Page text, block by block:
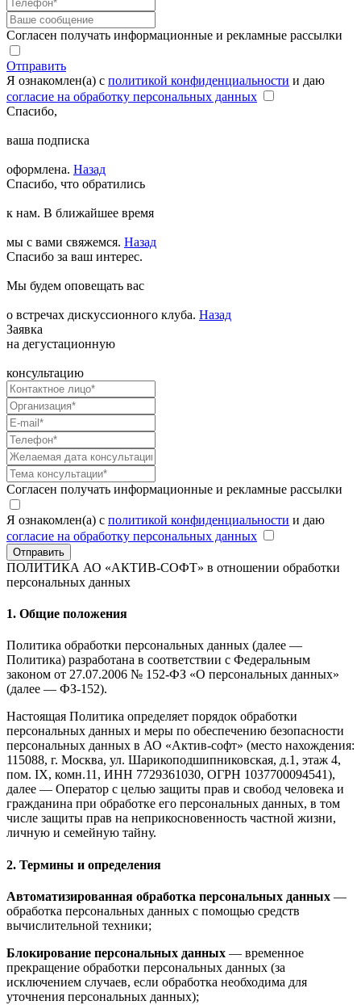
Согласен получать информационные и рекламные рассылки
Отправить
Я ознакомлен(а) с политикой конфиденциальности и даю
согласие на обработку персональных данных
Спасибо,
ваша подписка
оформлена. Назад
Спасибо, что обратились
к нам. В ближайшее время
мы с вами свяжемся. Назад
Спасибо за ваш интерес.
Мы будем оповещать вас
о встречах дискуссионного клуба. Назад
Заявка
на дегустационную
консультацию
Согласен получать информационные и рекламные рассылки
Я ознакомлен(а) с политикой конфиденциальности и даю
согласие на обработку персональных данных
Отправить
ПОЛИТИКА АО «АКТИВ-СОФТ» в отношении обработки
персональных данных
1. Общие положения
Политика обработки персональных данных (далее —
Политика) разработана в соответствии с Федеральным
законом от 27.07.2006 № 152-ФЗ «О персональных данных»
(далее — ФЗ-152).
Настоящая Политика определяет порядок обработки
персональных данных и меры по обеспечению безопасности
персональных данных в АО «Актив-софт» (место нахождения:
115088, г. Москва, ул. Шарикоподшипниковская, д.1, этаж 4,
пом. IX, комн.11, ИНН 7729361030, ОГРН 1037700094541),
далее — Оператор с целью защиты прав и свобод человека и
гражданина при обработке его персональных данных, в том
числе защиты прав на неприкосновенность частной жизни,
личную и семейную тайну.
2. Термины и определения
Автоматизированная обработка персональных данных —
обработка персональных данных с помощью средств
вычислительной техники;
Блокирование персональных данных — временное
прекращение обработки персональных данных (за
исключением случаев, если обработка необходима для
уточнения персональных данных);